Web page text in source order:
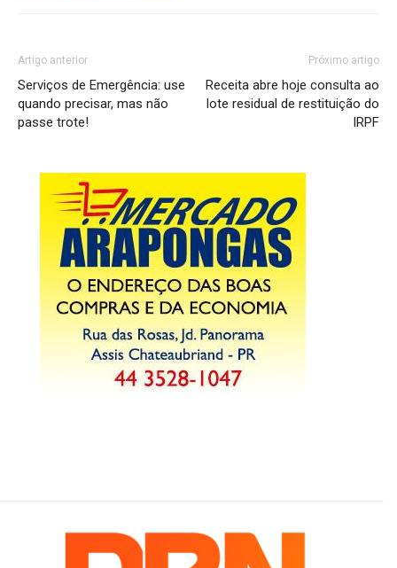
Artigo anterior
Serviços de Emergência: use
quando precisar, mas não
passe trote!
Próximo artigo
Receita abre hoje consulta ao
lote residual de restituição do
IRPF